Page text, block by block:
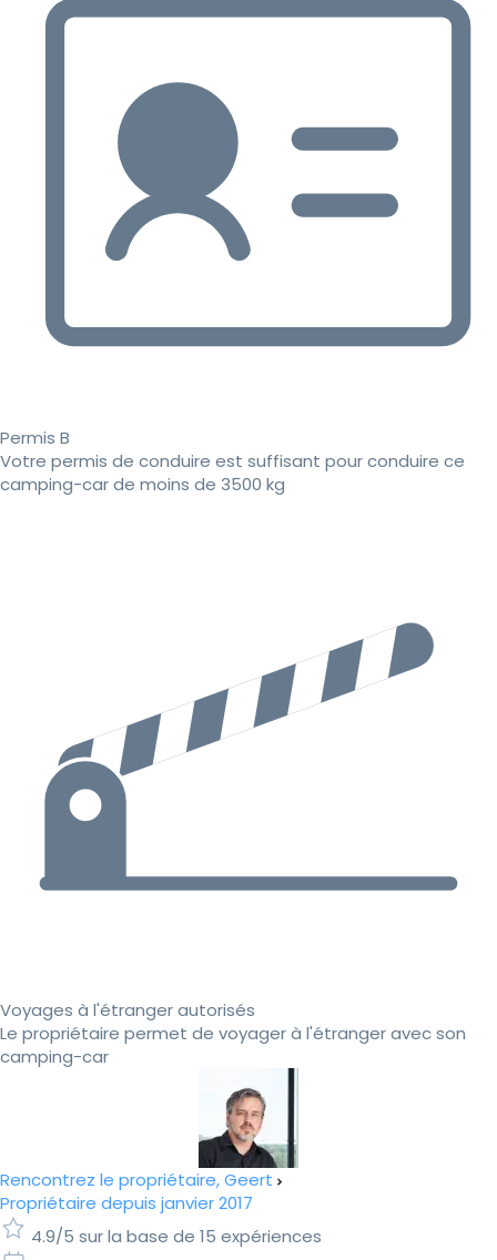
Permis B
Votre permis de conduire est suffisant pour conduire ce
camping-car de moins de 3500 kg
Voyages à l'étranger autorisés
Le propriétaire permet de voyager à l'étranger avec son
camping-car
Rencontrez le propriétaire, Geert
Propriétaire depuis janvier 2017
4.9/5 sur la base de 15 expériences